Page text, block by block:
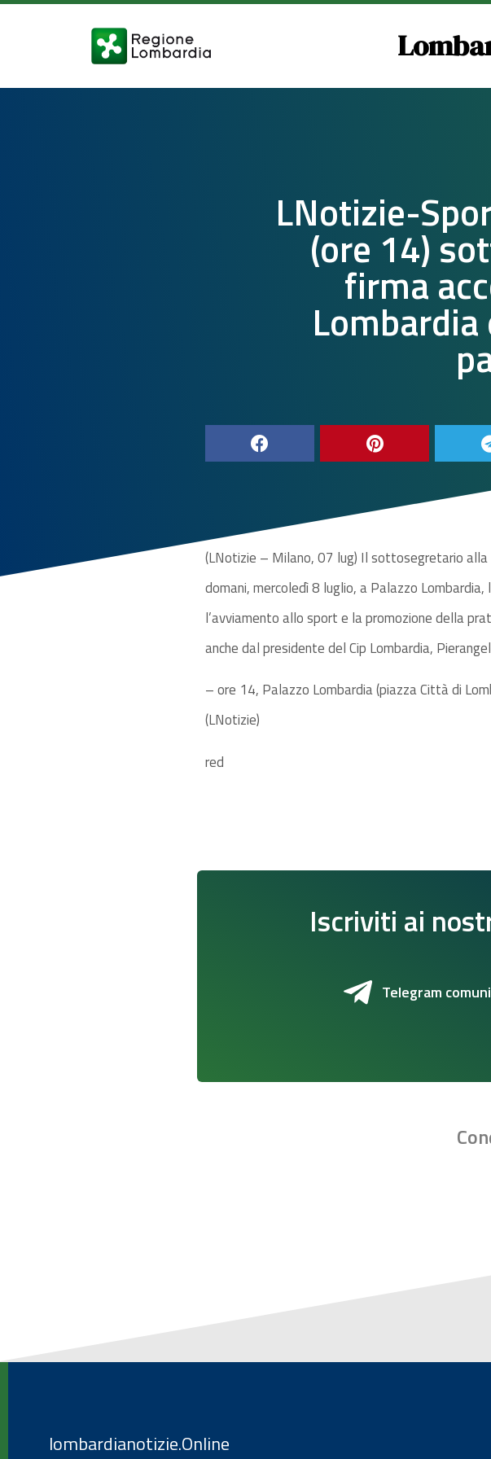
LNotizie-
(ore 14)
firma
(LNotizie – Milano, 07 lug) Il sottosegretario alla
domani, mercoledì 8 luglio, a Palazzo Lombardia,
l’avviamento allo sport e la promozione della
anche dal presidente del Cip Lombardia,
– ore 14, Palazzo Lombardia (piazza Città di
(LNotizie)
red
Iscriviti ai
Telegram
lombardianotizie.Online